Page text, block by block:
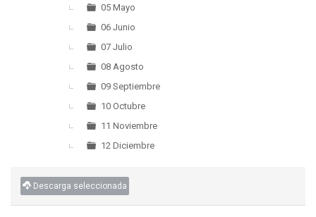
05 Mayo
06 Junio
07 Julio
08 Agosto
09 Septiembre
10 Octubre
11 Noviembre
12 Diciembre
Descarga seleccionada